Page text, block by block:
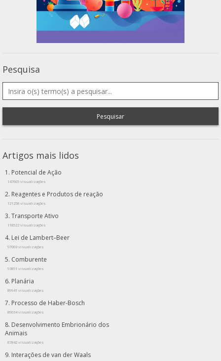
Pesquisa
Pesquisar
Artigos mais lidos
Potencial de Ação
147605 visualizações
Reagentes e Produtos de reação
121258 visualizações
Transporte Ativo
118522 visualizações
Lei de Lambert–Beer
97003 visualizações
Comburente
93851 visualizações
Planária
89941 visualizações
Processo de Haber-Bosch
89034 visualizações
Desenvolvimento Embrionário dos
Animais
87842 visualizações
Interações de van der Waals